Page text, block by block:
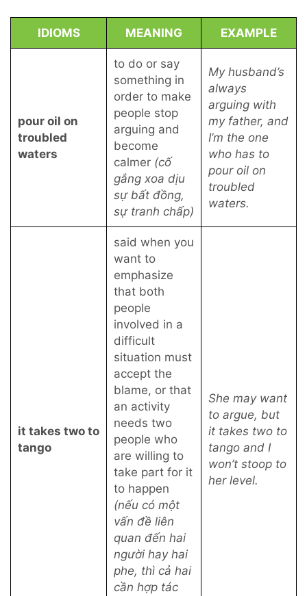
IDIOMS MEANING EXAMPLE
pour oil on
troubled
waters
to do or say
something in
order to make
people stop
arguing and
become
calmer (cố
gắng xoa dịu
sự bất đồng,
sự tranh chấp)
My husband’s
always
arguing with
my father, and
I’m the one
who has to
pour oil on
troubled
waters.
it takes two to
tango
said when you
want to
emphasize
that both
people
involved in a
difficult
situation must
accept the
blame, or that
an activity
needs two
people who
are willing to
take part for it
to happen
(nếu có một
vấn đề liên
quan đến hai
người hay hai
phe, thì cả hai
cần hợp tác
She may want
to argue, but
it takes two to
tango and I
won’t stoop to
her level.